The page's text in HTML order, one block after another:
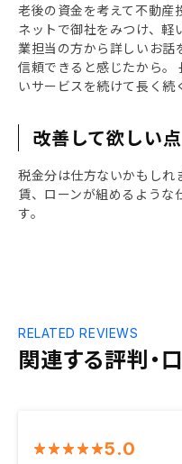
老後の資金を考えて不動産
ネットで御社をみつけ、軽
業担当の方から詳しいお話
信頼できると感じたから。
いサービスを続けて長く続
改善して欲しい点
税金分は仕方ないかもしれ
賃、ローンが組めるような
す。
関連する評判・
RELATED REVIEWS
5.0